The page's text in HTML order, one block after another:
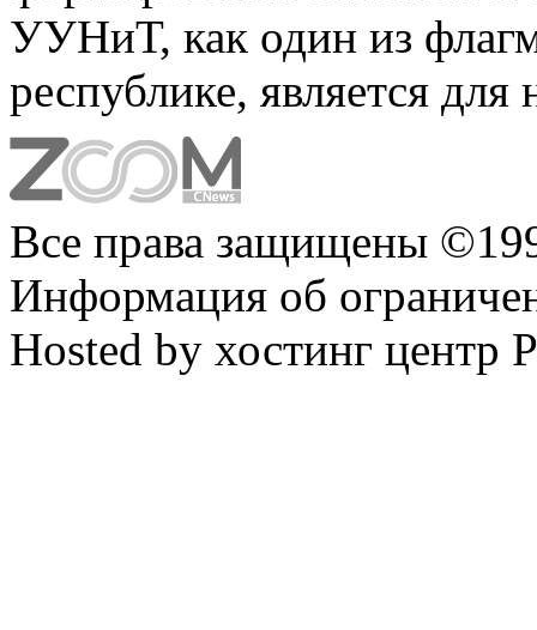
УУНиТ, как один из
республике, является
Все права защищены
Информация об
Hosted by хостинг центр